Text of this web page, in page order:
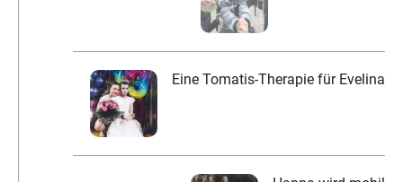
Eine Tomatis-Therapie für Evelina